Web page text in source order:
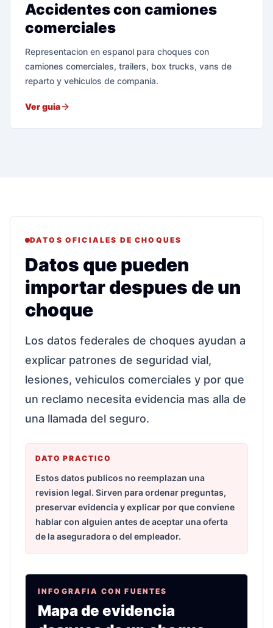
Accidentes con camiones
comerciales
Representacion en espanol para choques con
camiones comerciales, trailers, box trucks, vans de
reparto y vehiculos de compania.
Ver guia
DATOS OFICIALES DE CHOQUES
Datos que pueden
importar despues de un
choque
Los datos federales de choques ayudan a
explicar patrones de seguridad vial,
lesiones, vehiculos comerciales y por que
un reclamo necesita evidencia mas alla de
una llamada del seguro.
DATO PRACTICO
Estos datos publicos no reemplazan una
revision legal. Sirven para ordenar preguntas,
preservar evidencia y explicar por que conviene
hablar con alguien antes de aceptar una oferta
de la aseguradora o del empleador.
INFOGRAFIA CON FUENTES
Mapa de evidencia